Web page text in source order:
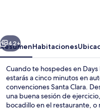
by
Wyndham
Sunnyvale
Siguiente
42+
ResumenHabitaciones
Cuando te hospedes en
estarás a cinco minutos en
convenciones Santa Clara.
una buena sesión de
bocadillo en el restaurante,